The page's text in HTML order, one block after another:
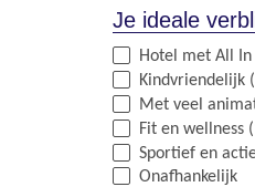
Je ideale
Hotel met All In
Kindvriendelijk
Met veel
Fit en wellness
Sportief en
Onafhankelijk